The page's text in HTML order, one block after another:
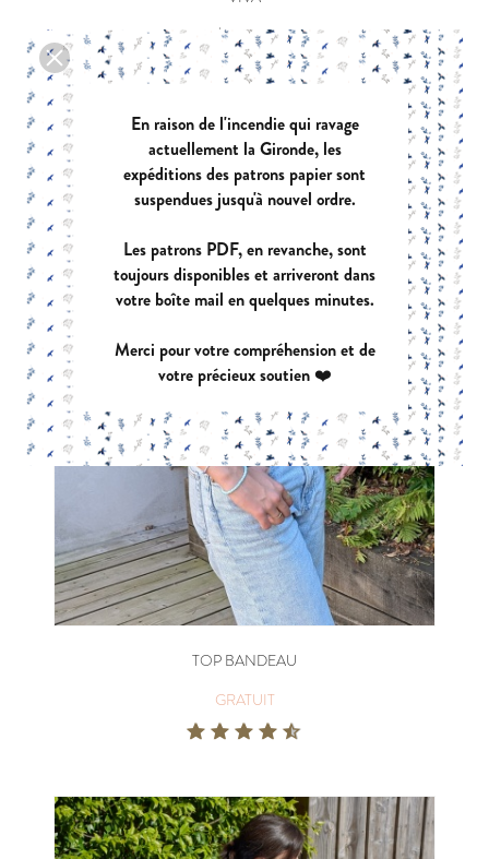
PDF:
12,90 € |POCHETTE: 17,90 €
TOP BANDEAU
GRATUIT
En raison de l'incendie qui ravage
actuellement la Gironde, les
expéditions des patrons papier sont
suspendues jusqu'à nouvel ordre.
Les patrons PDF, en revanche, sont
toujours disponibles et arriveront dans
votre boîte mail en quelques minutes.
Merci pour votre compréhension et de
votre précieux soutien ❤️